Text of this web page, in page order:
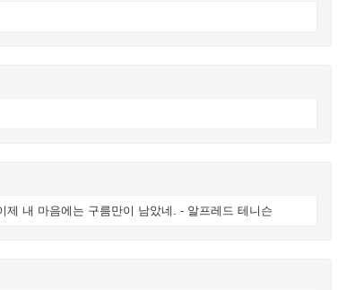
내 마음에는 구름만이 남았네. - 알프레드 테니슨